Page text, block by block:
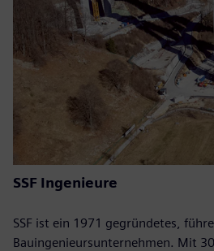
SSF Ingenieure
SSF ist ein 1971 gegründetes,
Bauingenieursunternehmen. Mit